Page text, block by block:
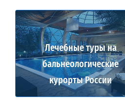
Лечебные туры на
бальнеологические
курорты России